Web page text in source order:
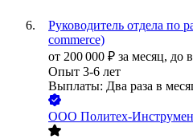
Руководитель отдела по
commerce)
от 200 000 ₽ за месяц, до
Опыт 3-6 лет
Выплаты: Два раза в
ООО Политех-